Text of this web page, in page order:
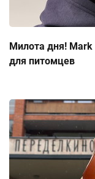
Милота дня!
для питомцев